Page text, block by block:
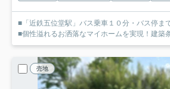
■「近鉄五位堂駅」バス乗車１０分・バス停ま
■個性溢れるお洒落なマイホームを実現！建築
売地